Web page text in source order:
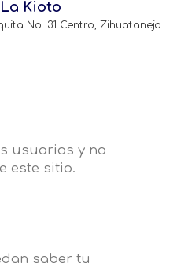
Kioto
No. 31 Centro, Zihuatanejo
usuarios y no
este sitio.
saber tu